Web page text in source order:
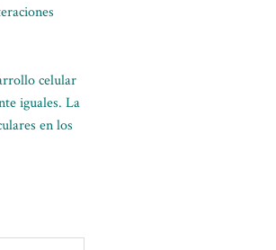
celular
iguales. La
en los